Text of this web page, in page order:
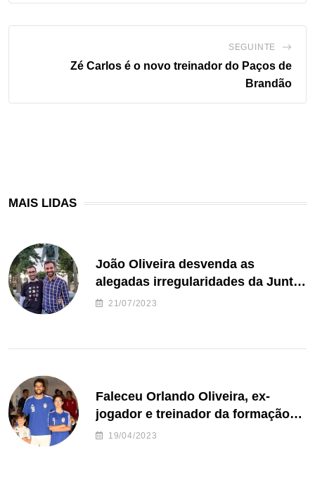
SEGUINTE
Zé Carlos é o novo treinador do Paços de
Brandão
MAIS LIDAS
João Oliveira desvenda as
alegadas irregularidades da Junta
de Freguesia S. João de Ver
21/07/2023
Faleceu Orlando Oliveira, ex-
jogador e treinador da formação
de andebol do Feirense
19/04/2023